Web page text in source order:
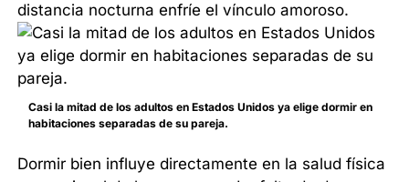
distancia nocturna enfríe el vínculo amoroso.
Casi la mitad de los adultos en Estados Unidos ya elige dormir en
habitaciones separadas de su pareja.
Dormir bien influye directamente en la salud física